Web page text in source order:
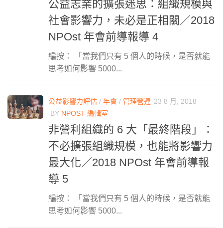
公益志業的擴張迷思：組織規模與
社會影響力，未必是正相關／2018
NPOst 年會前導報導 4
編按： 「當我們只有 5 個人的時候，是否就能
思考如何影響 5000...
公益影響力評估 / 年會 / 管理營運 23 8 月, 2018
BY NPOST 編輯室
非營利組織的 6 大「最終階段」：
不必擴張組織規模，也能將影響力
最大化／2018 NPOst 年會前導報
導 5
編按： 「當我們只有 5 個人的時候，是否就能
思考如何影響 5000...